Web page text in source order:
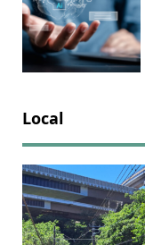
Local